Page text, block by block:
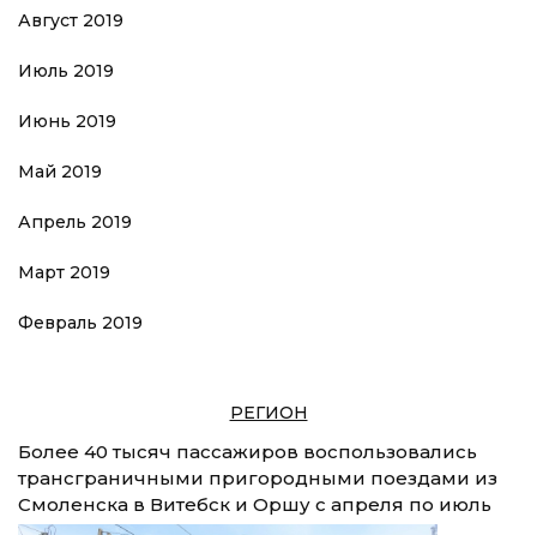
Август 2019
Июль 2019
Июнь 2019
Май 2019
Апрель 2019
Март 2019
Февраль 2019
РЕГИОН
Более 40 тысяч пассажиров воспользовались
трансграничными пригородными поездами из
Смоленска в Витебск и Оршу с апреля по июль